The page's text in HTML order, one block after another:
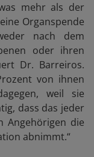
mehr als der
Organspende
nach dem
oder ihren
Dr. Barreiros.
von ihnen
weil sie
dass das jeder
Angehörigen die
abnimmt.“